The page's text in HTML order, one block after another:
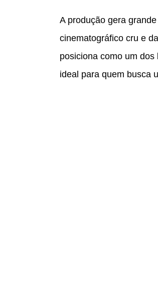
A produção gera
cinematográfico cru e
posiciona como um
ideal para quem busca